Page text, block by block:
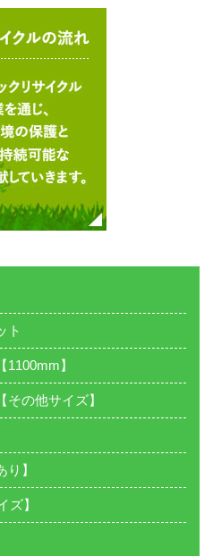
ト
】
の他サイズ】
】
ズ】